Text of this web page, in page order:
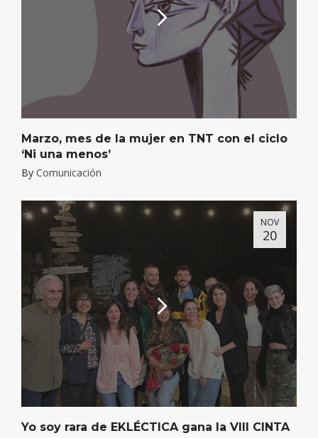
Marzo, mes de la mujer en TNT con el ciclo
‘Ni una menos’
By Comunicación
NOV
20
Yo soy rara de EKLÉCTICA gana la VIII CINTA